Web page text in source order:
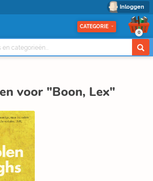
Inloggen
CATEGORIE
0
voor "Boon, Lex"